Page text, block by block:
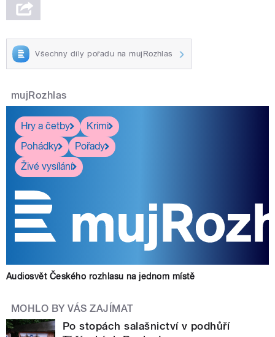
Všechny díly pořadu na mujRozhlas
mujRozhlas
Hry a četby
Krimi
Pohádky
Pořady
Živé vysílání
Audiosvět Českého rozhlasu na jednom místě
MOHLO BY VÁS ZAJÍMAT
Po stopách salašnictví v podhůří